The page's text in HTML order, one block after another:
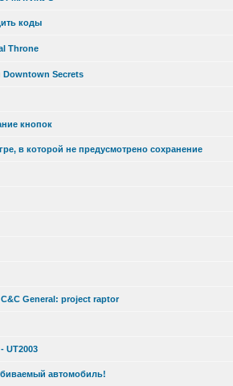
коды
Throne
Secrets
кнопок
в которой не предусмотрено сохранение
General: project raptor
UT2003
автомобиль!